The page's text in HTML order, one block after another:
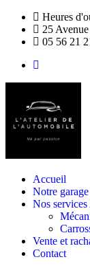
Heures
25
05 56 21
Accueil
Notre garage
Nos
Vente et
Contact